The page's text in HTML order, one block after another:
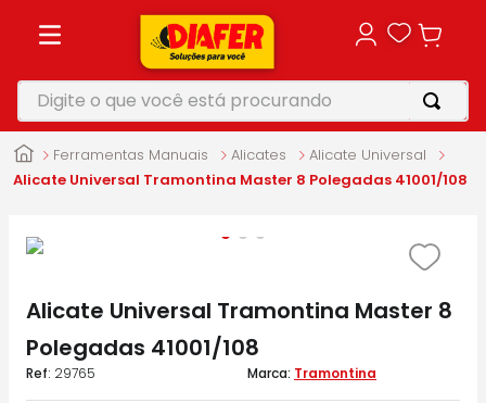
Digite o que você está procurando
Ferramentas Manuais Alicates
Alicate Universal
Alicate Universal Tramontina Master 8 Polegadas 41001/108
Alicate Universal Tramontina Master 8
Polegadas 41001/108
: 29765 Tramontina
1º
motosserra